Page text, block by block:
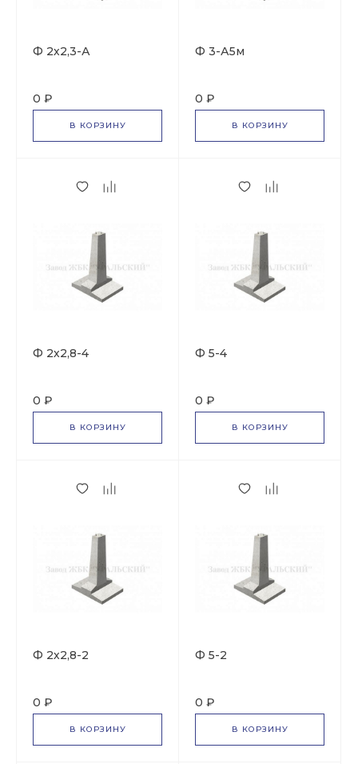
Ф 2х2,3-А
0 ₽
В КОРЗИНУ
Ф 3-А5м
0 ₽
В КОРЗИНУ
Ф 2х2,8-4
0 ₽
В КОРЗИНУ
Ф 5-4
0 ₽
В КОРЗИНУ
Ф 2х2,8-2
0 ₽
В КОРЗИНУ
Ф 5-2
0 ₽
В КОРЗИНУ